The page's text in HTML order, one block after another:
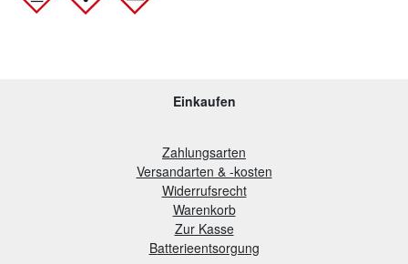
Einkaufen
Zahlungsarten
Versandarten & -kosten
Widerrufsrecht
Warenkorb
Zur Kasse
Batterieentsorgung